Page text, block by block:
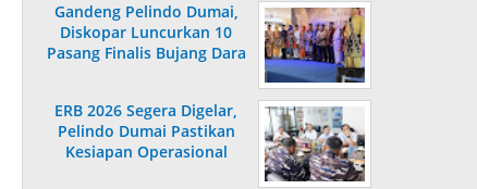
Gandeng Pelindo Dumai,
Diskopar Luncurkan 10
Pasang Finalis Bujang Dara
ERB 2026 Segera Digelar,
Pelindo Dumai Pastikan
Kesiapan Operasional